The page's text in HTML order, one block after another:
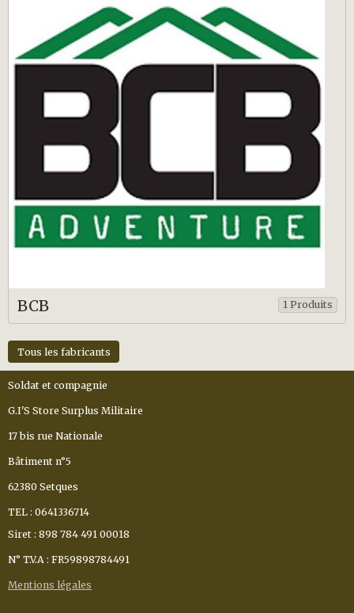
BCB 1 Produits
Tous les fabricants
Soldat et compagnie
G.I'S Store Surplus Militaire
17 bis rue Nationale
Bâtiment n°5
62380 Setques
TEL : 0641336714
Siret : 898 784 491 00018
N° T.V.A : FR59898784491
Mentions légales